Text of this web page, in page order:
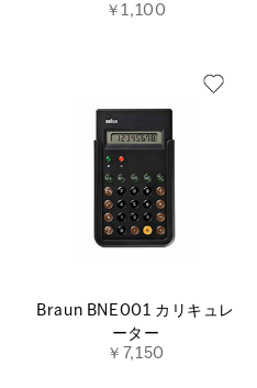
￥1,100
Braun BNE001 カリキュレ
ーター
￥7,150